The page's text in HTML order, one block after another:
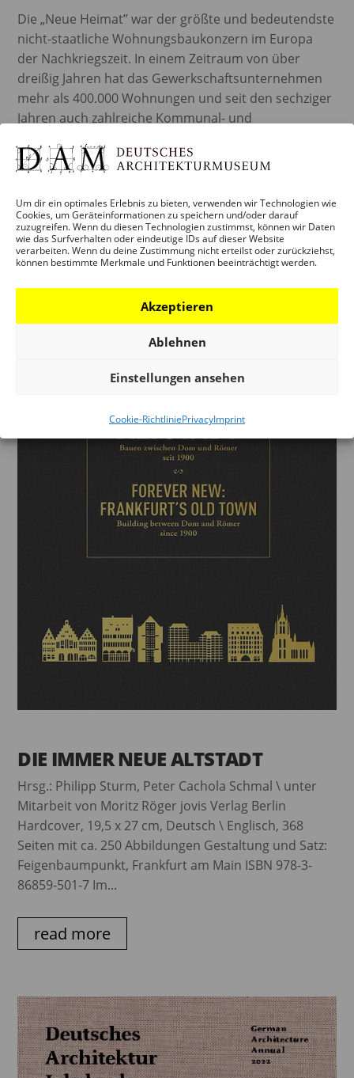
Um dir ein optimales Erlebnis zu bieten, verwenden wir Technologien wie
Cookies, um Geräteinformationen zu speichern und/oder darauf
zuzugreifen. Wenn du diesen Technologien zustimmst, können wir Daten
wie das Surfverhalten oder eindeutige IDs auf dieser Website
verarbeiten. Wenn du deine Zustimmung nicht erteilst oder zurückziehst,
können bestimmte Merkmale und Funktionen beeinträchtigt werden.
Akzeptieren
Ablehnen
Einstellungen ansehen
Cookie-RichtliniePrivacyImprint
Die „Neue Heimat” war der größte und bedeutendste
nicht-staatliche Wohnungsbaukonzern im Europa
der Nachkriegszeit. In einem Zeitraum von über
dreißig Jahren hat das Gewerkschaftsunternehmen
mehr als 400.000 Wohnungen und seit den sechziger
Jahren auch zahlreiche Kommunal- und
ausgeführt. Im Museumsshop erhältlich für € 29,90.
read more
DIE IMMER NEUE ALTSTADT
Hrsg.: Philipp Sturm, Peter Cachola Schmal \ unter
Mitarbeit von Moritz Röger jovis Verlag Berlin
Hardcover, 19,5 x 27 cm, Deutsch \ Englisch, 368
Seiten mit ca. 250 Abbildungen Gestaltung und Satz:
Feigenbaumpunkt, Frankfurt am Main ISBN 978-3-
86859-501-7 Im...
read more